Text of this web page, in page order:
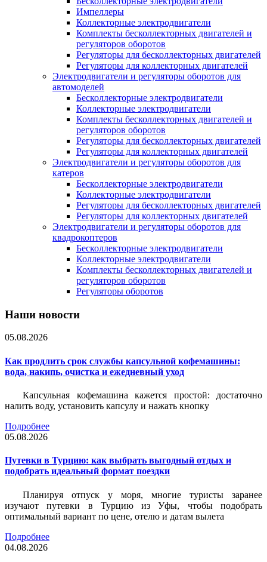
Импеллеры
Коллекторные электродвигатели
Комплекты бесколлекторных двигателей и
регуляторов оборотов
Регуляторы для бесколлекторных двигателей
Регуляторы для коллекторных двигателей
Электродвигатели и регуляторы оборотов для
автомоделей
Бесколлекторные электродвигатели
Коллекторные электродвигатели
Комплекты бесколлекторных двигателей и
регуляторов оборотов
Регуляторы для бесколлекторных двигателей
Регуляторы для коллекторных двигателей
Электродвигатели и регуляторы оборотов для
катеров
Бесколлекторные электродвигатели
Коллекторные электродвигатели
Регуляторы для бесколлекторных двигателей
Регуляторы для коллекторных двигателей
Электродвигатели и регуляторы оборотов для
квадрокоптеров
Бесколлекторные электродвигатели
Коллекторные электродвигатели
Комплекты бесколлекторных двигателей и
регуляторов оборотов
Регуляторы оборотов
Наши новости
05.08.2026
Как продлить срок службы капсульной кофемашины:
вода, накипь, очистка и ежедневный уход
Капсульная кофемашина кажется простой: достаточно
налить воду, установить капсулу и нажать кнопку
Подробнее
05.08.2026
Путевки в Турцию: как выбрать выгодный отдых и
подобрать идеальный формат поездки
Планируя отпуск у моря, многие туристы заранее
изучают путевки в Турцию из Уфы, чтобы подобрать
оптимальный вариант по цене, отелю и датам вылета
Подробнее
04.08.2026